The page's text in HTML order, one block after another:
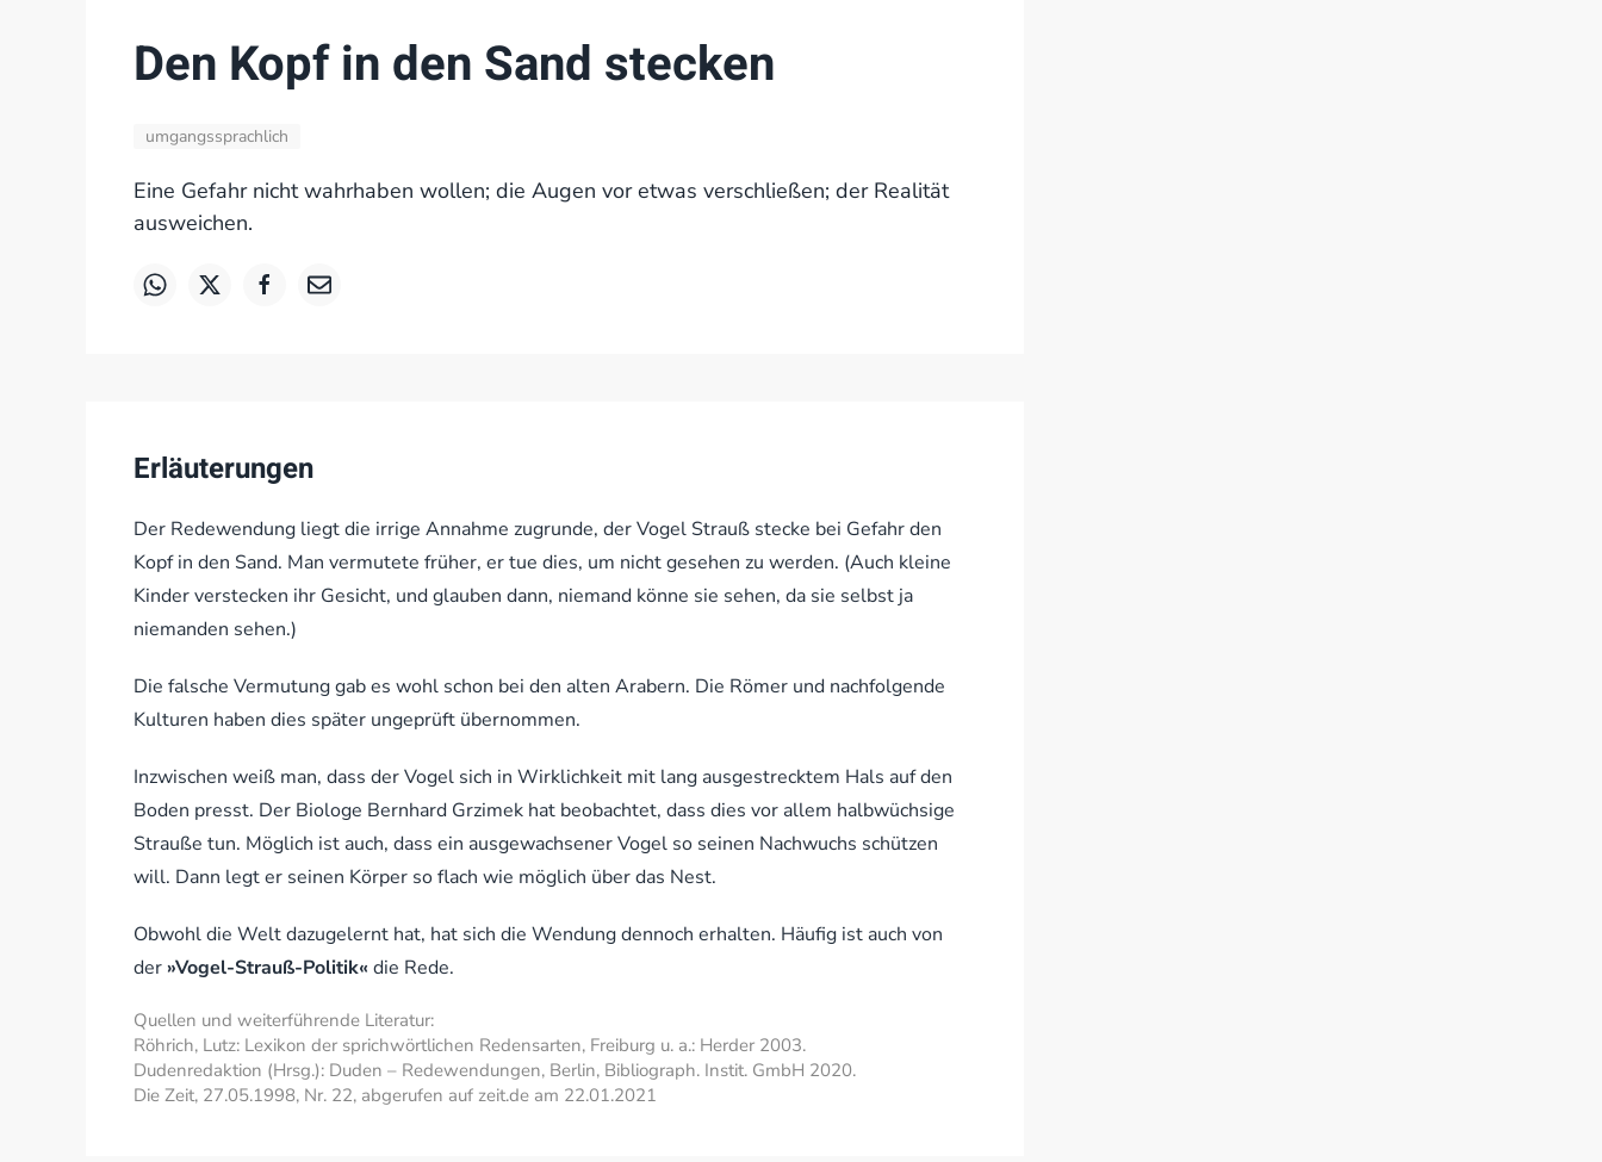
Den Kopf in den Sand stecken
umgangssprachlich
Eine Gefahr nicht wahrhaben wollen; die Augen vor etwas verschließen; der Realität
ausweichen.
Erläuterungen
Der Redewendung liegt die irrige Annahme zugrunde, der Vogel Strauß stecke bei Gefahr den
Kopf in den Sand. Man vermutete früher, er tue dies, um nicht gesehen zu werden. (Auch kleine
Kinder verstecken ihr Gesicht, und glauben dann, niemand könne sie sehen, da sie selbst ja
niemanden sehen.)
Die falsche Vermutung gab es wohl schon bei den alten Arabern. Die Römer und nachfolgende
Kulturen haben dies später ungeprüft übernommen.
Inzwischen weiß man, dass der Vogel sich in Wirklichkeit mit lang ausgestrecktem Hals auf den
Boden presst. Der Biologe Bernhard Grzimek hat beobachtet, dass dies vor allem halbwüchsige
Strauße tun. Möglich ist auch, dass ein ausgewachsener Vogel so seinen Nachwuchs schützen
will. Dann legt er seinen Körper so flach wie möglich über das Nest.
Obwohl die Welt dazugelernt hat, hat sich die Wendung dennoch erhalten. Häufig ist auch von
der»Vogel-Strauß-Politik« die Rede.
Quellen und weiterführende Literatur:
Röhrich, Lutz: Lexikon der sprichwörtlichen Redensarten, Freiburg u. a.: Herder 2003.
Dudenredaktion (Hrsg.): Duden – Redewendungen, Berlin, Bibliograph. Instit. GmbH 2020.
Die Zeit, 27.05.1998, Nr. 22, abgerufen auf zeit.de am 22.01.2021